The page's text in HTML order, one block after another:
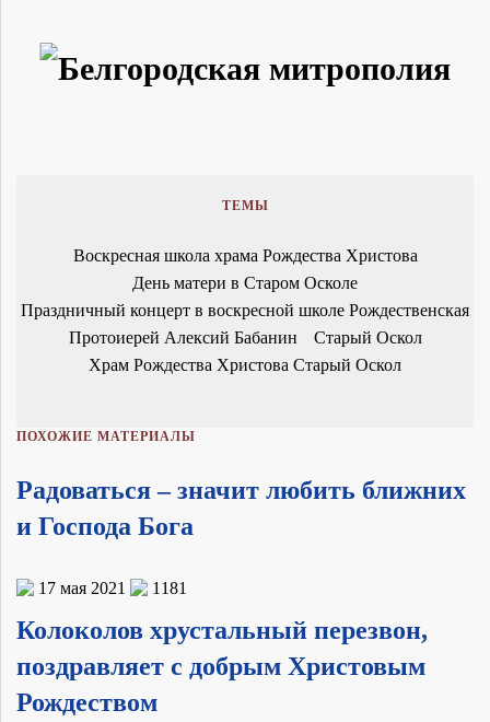
ТЕМЫ
Воскресная школа храма Рождества Христова
День матери в Старом Осколе
Праздничный концерт в воскресной школе Рождественская
Протоиерей Алексий Бабанин
Старый Оскол
Храм Рождества Христова Старый Оскол
ПОХОЖИЕ МАТЕРИАЛЫ
Радоваться – значит любить ближних
и Господа Бога
17 мая 2021 1181
Колоколов хрустальный перезвон,
поздравляет с добрым Христовым
Рождеством